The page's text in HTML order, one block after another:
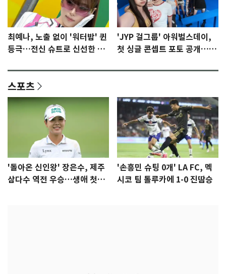
최예나, 노출 없이 '워터밤' 퀸
등극…전신 슈트로 신선한 충
'JYP 걸그룹' 아워벌스데이,
첫 싱글 콘셉트 포토 공개…청
스포츠
'돌아온 신인왕' 장은수, 제주
삼다수 역전 우승…생애 첫승
'손흥민 슈팅 0개' LA FC, 멕
시코 팀 톨루카에 1-0 진땀승